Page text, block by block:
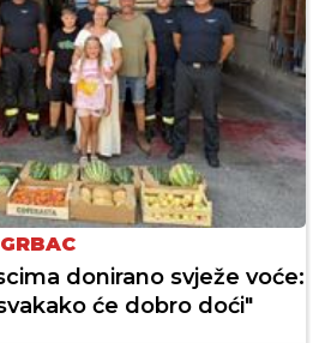
donirano svježe voće:
će dobro doći"